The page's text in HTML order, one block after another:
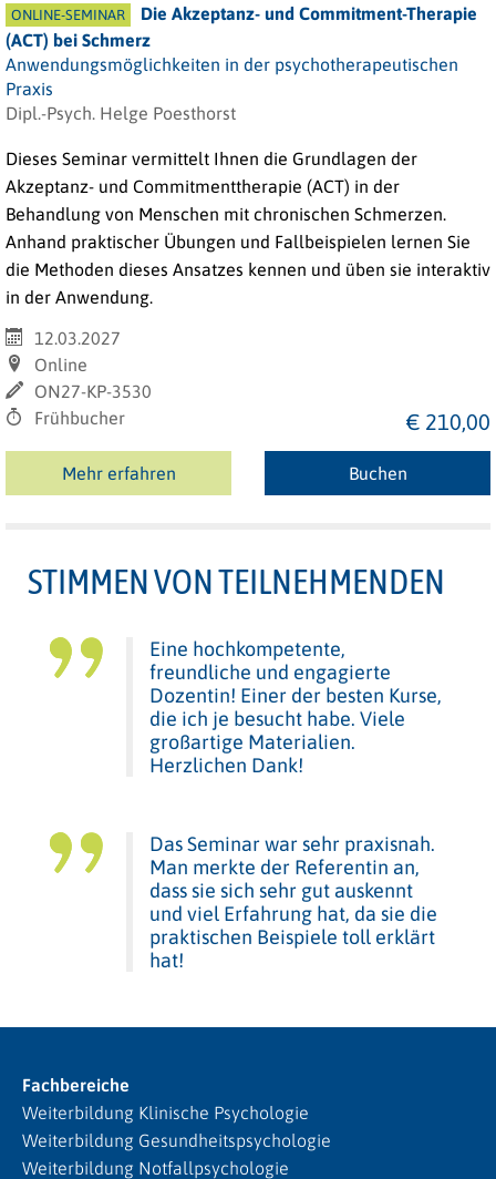
ONLINE-SEMINAR
Die Akzeptanz- und Commitment-Therapie
(ACT) bei Schmerz
Anwendungsmöglichkeiten in der psychotherapeutischen
Praxis
Dipl.-Psych. Helge Poesthorst
Dieses Seminar vermittelt Ihnen die Grundlagen der
Akzeptanz- und Commitmenttherapie (ACT) in der
Behandlung von Menschen mit chronischen Schmerzen.
Anhand praktischer Übungen und Fallbeispielen lernen Sie
die Methoden dieses Ansatzes kennen und üben sie interaktiv
in der Anwendung.
12.03.2027
Online
ON27-KP-3530
Frühbucher
€ 210,00
Mehr erfahren Buchen
STIMMEN VON TEILNEHMENDEN
Eine hochkompetente,
freundliche und engagierte
Dozentin! Einer der besten Kurse,
die ich je besucht habe. Viele
großartige Materialien.
Herzlichen Dank!
Das Seminar war sehr praxisnah.
Man merkte der Referentin an,
dass sie sich sehr gut auskennt
und viel Erfahrung hat, da sie die
praktischen Beispiele toll erklärt
hat!
Fachbereiche
Weiterbildung Klinische Psychologie
Weiterbildung Gesundheitspsychologie
Weiterbildung Notfallpsychologie